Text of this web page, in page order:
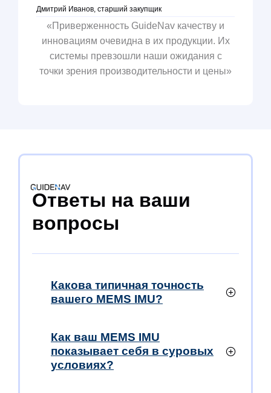
Дмитрий Иванов, старший закупщик
«Приверженность GuideNav качеству и
инновациям очевидна в их продукции. Их
системы превзошли наши ожидания с
точки зрения производительности и цены»
Ответы на ваши
вопросы
Какова типичная точность
вашего MEMS IMU?
Как ваш MEMS IMU
показывает себя в суровых
условиях?